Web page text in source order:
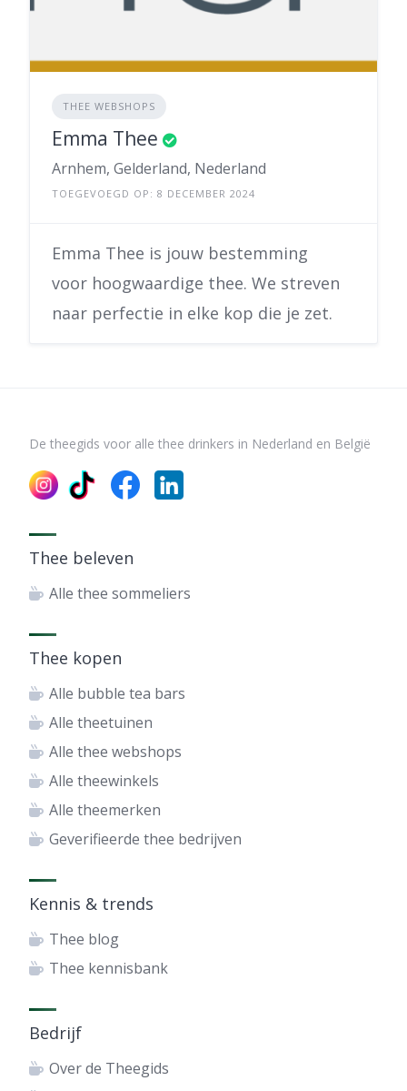
THEE WEBSHOPS
Emma Thee
Arnhem, Gelderland, Nederland
TOEGEVOEGD OP: 8 DECEMBER 2024
Emma Thee is jouw bestemming
voor hoogwaardige thee. We streven
naar perfectie in elke kop die je zet.
De theegids voor alle thee drinkers in Nederland en België
Thee beleven
Alle thee sommeliers
Thee kopen
Alle bubble tea bars
Alle theetuinen
Alle thee webshops
Alle theewinkels
Alle theemerken
Geverifieerde thee bedrijven
Kennis & trends
Thee blog
Thee kennisbank
Bedrijf
Over de Theegids